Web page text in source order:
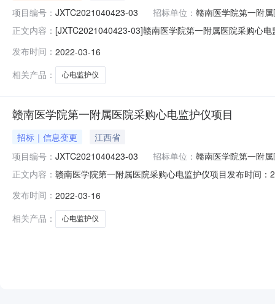
项目编号： JXTC2021040423-03 招标单位： 赣南医学院第一附
正文内容： [JXTC2021040423-03]赣南医学院第一附属医院采购心
南医学院第一附属医院地址：江西省赣州市金岭大道
发布时间： 2022-03-16
相关产品：
心电监护仪
赣南医学院第一附属医院采购心电监护仪项目
招标｜信息变更
江西省
项目编号： JXTC2021040423-03 招标单位： 赣南医学院第一附
正文内容： 赣南医学院第一附属医院采购心电监护仪项目发布时间
附属医院地址：江西省赣州市金岭大道128号联系方式
发布时间： 2022-03-16
相关产品：
心电监护仪